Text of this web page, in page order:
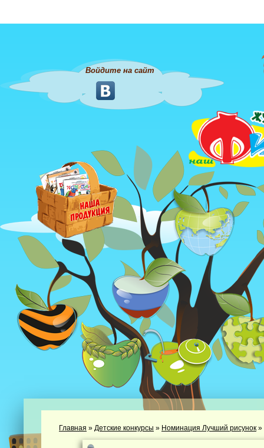
Войдите на сайт
Главная » Детские конкурсы » Номинация Лучший рисунок »